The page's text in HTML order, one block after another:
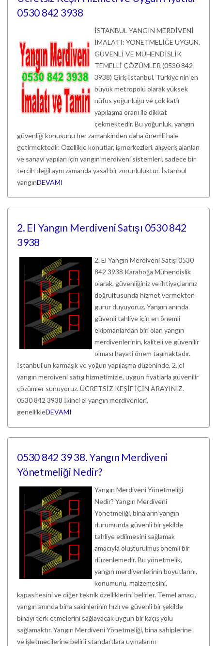
0530 842 3938
İSTANBUL YANGIN MERDİVENİ
İMALATI: YÖNETMELİĞE UYGUN,
GÜVENLİ VE MÜHENDİSLİK
TEMELLİ ÇÖZÜMLER (0530 842
3938) Giriş İstanbul, Türkiye’nin en
büyük metropolü olarak yüksek
nüfus yoğunluğu ve çok katlı
yapılaşma oranı ile dikkat
çekmektedir. Bu yoğunluk, yangın
güvenliği konusunu her zamankinden daha önemli hale
getirmektedir. Özellikle konutlar, iş merkezleri, alışveriş alanları
ve sanayi yapıları için yangın merdiveni sistemleri, sadece bir
tercih değil aynı zamanda yasal bir zorunluluktur. İstanbul
yangınDEVAMI
2. El Yangın Merdiveni Satışı 0530 842
3938
2. El Yangın Merdiveni Satışı 0530
842 3938 Karaboğa Mühendislik
olarak, güvenliğiniz ve ihtiyaçlarınız
doğrultusunda hizmet vermekten
gurur duyuyoruz. Yangın anında
güvenli tahliye için en önemli
ekipmanlardan biri olan yangın
merdivenlerinin, kaliteli ve güvenilir
olması hayati önem taşımaktadır.
İstanbul'un karmaşık ve yoğun yapılaşma düzeninde, 2. el
yangın merdiveni satışı hizmetimizle, uygun fiyatlarla güvenilir
çözümler sunuyoruz. ÜCRETSİZ KEŞİF İÇİN ARAYINIZ.
0530 842 3938 İkinci el yangın merdivenleri,
genellikleDEVAMI
0530 842 39 38. Yangın Merdiveni
Yönetmeliği Nedir?
Yangın Merdiveni Yönetmeliği
Nedir? Yangın Merdiveni
Yönetmeliği, binaların yangın
durumunda güvenli bir şekilde
tahliye edilmesini sağlamak
amacıyla oluşturulmuş önemli bir
düzenlemedir. Bu yönetmelik,
yangın merdivenlerinin boyutlarını,
konumunu, malzemesini,
kapasitesini ve diğer teknik özelliklerini belirler. Temel amacı,
yangın anında bina sakinlerinin hızlı ve güvenli bir şekilde
binayı terk etmelerini sağlayacak uygun bir kaçış yolu
sağlamaktır. Yangın Merdiveni Yönetmeliği, bina sahiplerine
ve işletmecilerine belirli standartlara uymalarını